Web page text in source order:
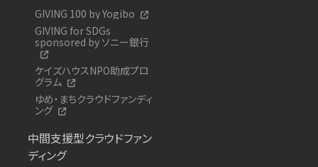
GIVING 100 by Yogibo
GIVING for SDGs
sponsored by ソニー銀行
ケイズハウスNPO助成プロ
グラム
ゆめ・まちクラウドファンディ
ング
中間支援型クラウドファン
ディング